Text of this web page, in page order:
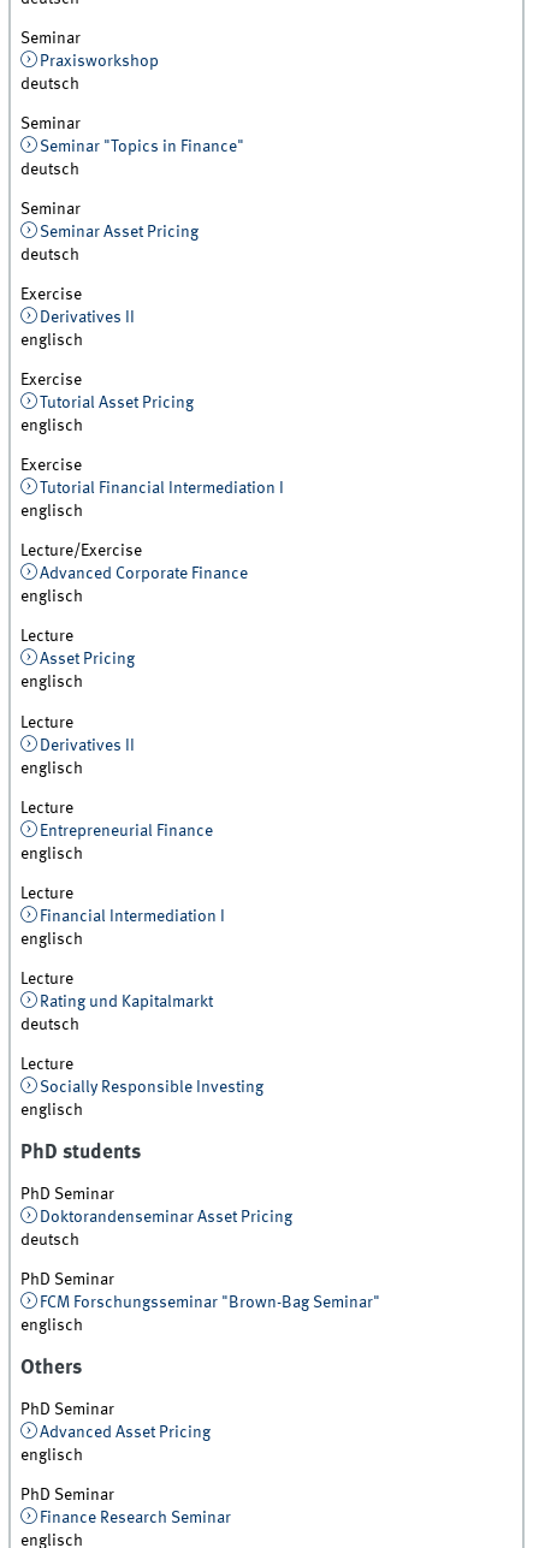
Seminar
Praxisworkshop
deutsch
Seminar
Seminar "Topics in Finance"
deutsch
Seminar
Seminar Asset Pricing
deutsch
Exercise
Derivatives II
englisch
Exercise
Tutorial Asset Pricing
englisch
Exercise
Tutorial Financial Intermediation I
englisch
Lecture/Exercise
Advanced Corporate Finance
englisch
Lecture
Asset Pricing
englisch
Lecture
Derivatives II
englisch
Lecture
Entrepreneurial Finance
englisch
Lecture
Financial Intermediation I
englisch
Lecture
Rating und Kapitalmarkt
deutsch
Lecture
Socially Responsible Investing
englisch
PhD students
PhD Seminar
Doktorandenseminar Asset Pricing
deutsch
PhD Seminar
FCM Forschungsseminar "Brown-Bag Seminar"
englisch
Others
PhD Seminar
Advanced Asset Pricing
englisch
PhD Seminar
Finance Research Seminar
englisch